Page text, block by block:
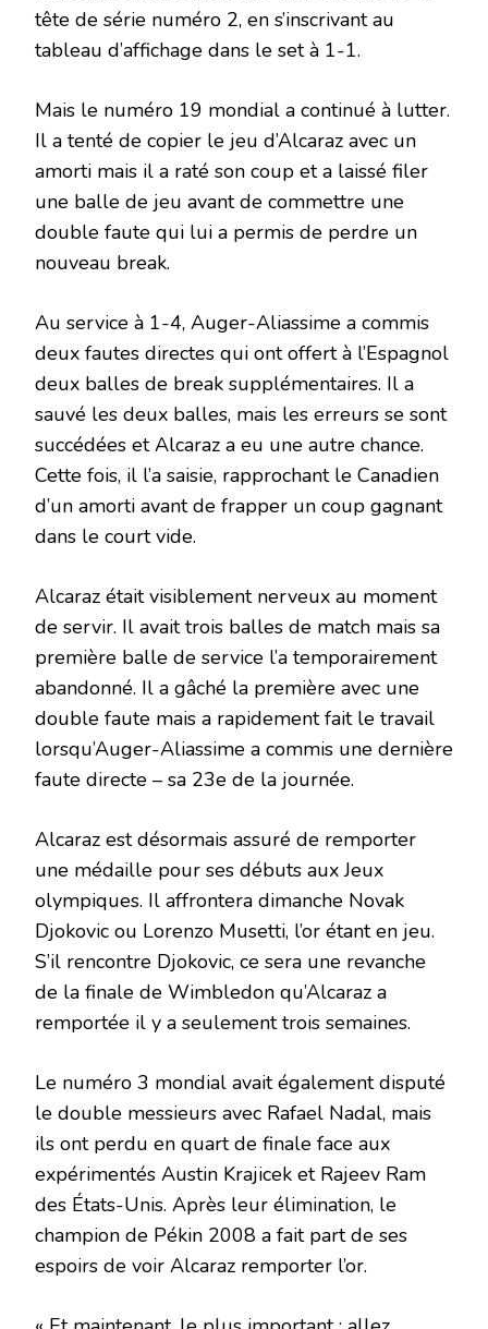
tête de série numéro 2, en s’inscrivant au
tableau d’affichage dans le set à 1-1.
Mais le numéro 19 mondial a continué à lutter.
Il a tenté de copier le jeu d’Alcaraz avec un
amorti mais il a raté son coup et a laissé filer
une balle de jeu avant de commettre une
double faute qui lui a permis de perdre un
nouveau break.
Au service à 1-4, Auger-Aliassime a commis
deux fautes directes qui ont offert à l’Espagnol
deux balles de break supplémentaires. Il a
sauvé les deux balles, mais les erreurs se sont
succédées et Alcaraz a eu une autre chance.
Cette fois, il l’a saisie, rapprochant le Canadien
d’un amorti avant de frapper un coup gagnant
dans le court vide.
Alcaraz était visiblement nerveux au moment
de servir. Il avait trois balles de match mais sa
première balle de service l’a temporairement
abandonné. Il a gâché la première avec une
double faute mais a rapidement fait le travail
lorsqu’Auger-Aliassime a commis une dernière
faute directe – sa 23e de la journée.
Alcaraz est désormais assuré de remporter
une médaille pour ses débuts aux Jeux
olympiques. Il affrontera dimanche Novak
Djokovic ou Lorenzo Musetti, l’or étant en jeu.
S’il rencontre Djokovic, ce sera une revanche
de la finale de Wimbledon qu’Alcaraz a
remportée il y a seulement trois semaines.
Le numéro 3 mondial avait également disputé
le double messieurs avec Rafael Nadal, mais
ils ont perdu en quart de finale face aux
expérimentés Austin Krajicek et Rajeev Ram
des États-Unis. Après leur élimination, le
champion de Pékin 2008 a fait part de ses
espoirs de voir Alcaraz remporter l’or.